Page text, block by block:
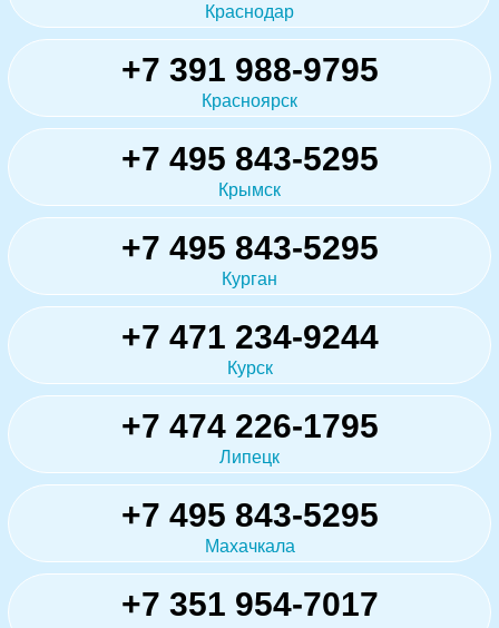
Краснодар
+7 391 988-9795
Красноярск
+7 495 843-5295
Крымск
+7 495 843-5295
Курган
+7 471 234-9244
Курск
+7 474 226-1795
Липецк
+7 495 843-5295
Махачкала
+7 351 954-7017